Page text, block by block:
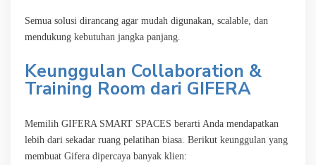
Semua solusi dirancang agar mudah digunakan, scalable, dan
mendukung kebutuhan jangka panjang.
Keunggulan Collaboration &
Training Room dari GIFERA
Memilih GIFERA SMART SPACES berarti Anda mendapatkan
lebih dari sekadar ruang pelatihan biasa. Berikut keunggulan yang
membuat Gifera dipercaya banyak klien: